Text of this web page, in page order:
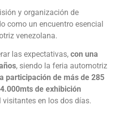
y organización de
como un encuentro esencial
venezolana.
las expectativas, con una
, siendo la feria automotriz
participación de más de 285
de exhibición
visitantes en los dos días.